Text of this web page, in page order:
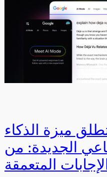
ميزة الذكاء
الجديدة: من
المتعمقة